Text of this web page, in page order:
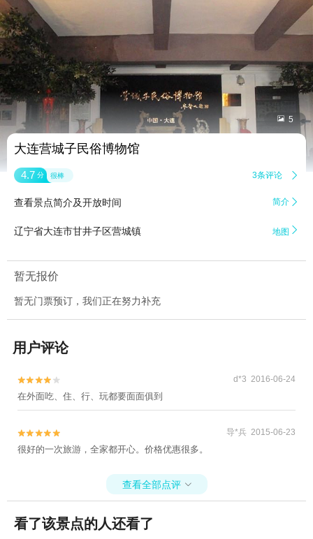
 5
大连营城子民俗博物馆
4.7 分 很棒 3条评论 
查看景点简介及开放时间 简介 
辽宁省大连市甘井子区营城镇 地图 
暂无报价
暂无门票预订，我们正在努力补充
用户评论

 d*3 2016-06-24
在外面吃、住、行、玩都要面面俱到

 导*兵 2015-06-23
很好的一次旅游，全家都开心。价格优惠很多。
查看全部点评 
看了该景点的人还看了
